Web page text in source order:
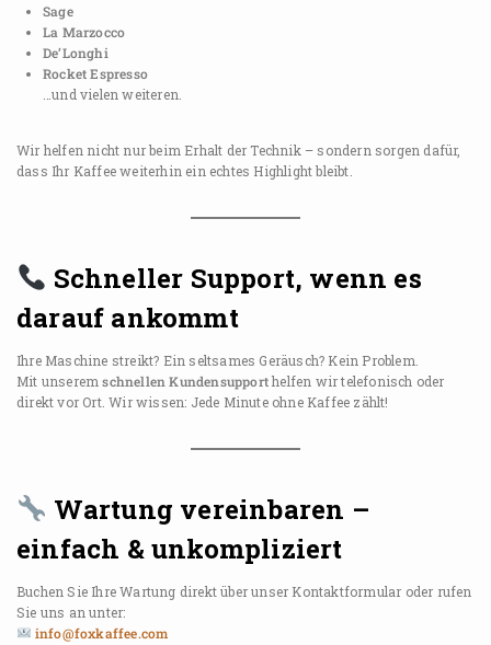
Sage
La Marzocco
De’Longhi
Rocket Espresso
…und vielen weiteren.
Wir helfen nicht nur beim Erhalt der Technik – sondern sorgen dafür,
dass Ihr Kaffee weiterhin ein echtes Highlight bleibt.
Schneller Support, wenn es
darauf ankommt
Ihre Maschine streikt? Ein seltsames Geräusch? Kein Problem.
Mit unseremschnellen Kundensupporthelfen wir telefonisch oder
direkt vor Ort. Wir wissen: Jede Minute ohne Kaffee zählt!
Wartung vereinbaren –
einfach & unkompliziert
Buchen Sie Ihre Wartung direkt über unser Kontaktformular oder rufen
Sie uns an unter:
info@foxkaffee.com